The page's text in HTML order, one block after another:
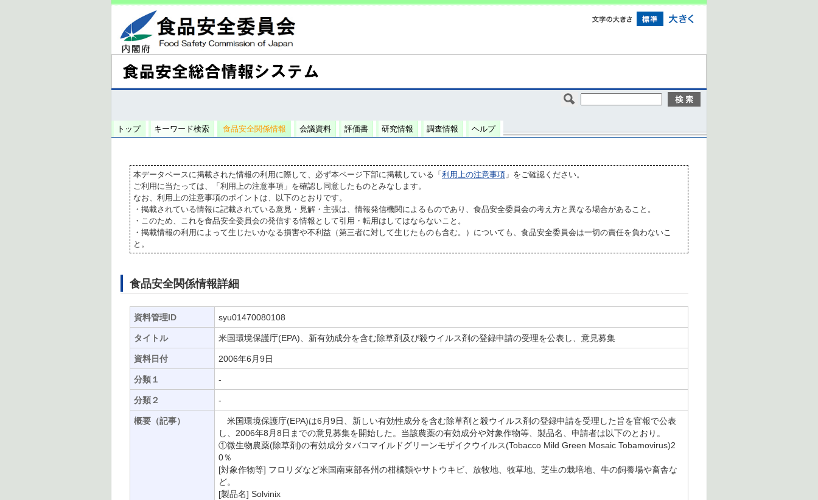
トップ キーワード検索 食品安全関係情報 会議資料 評価書 研究情報 調査情報 ヘルプ
本データベースに掲載された情報の利用に際して、必ず本ページ下部に掲載している「 利用上の注意事項 」をご確認ください。
ご利用に当たっては、「利用上の注意事項」を確認し同意したものとみなします。
なお、利用上の注意事項のポイントは、以下のとおりです。
・掲載されている情報に記載されている意見・見解・主張は、情報発信機関によるものであり、食品安全委員会の考え方と異なる場合があること。
・このため、これを食品安全委員会の発信する情報として引用・転用はしてはならないこと。
・掲載情報の利用によって生じたいかなる損害や不利益（第三者に対して生じたものも含む。）についても、食品安全委員会は一切の責任を負わないこ
と。
食品安全関係情報詳細
資料管理ID syu01470080108
タイトル 米国環境保護庁(EPA)、新有効成分を含む除草剤及び殺ウイルス剤の登録申請の受理を公表し、意見募集
資料日付 2006年6月9日
分類１ -
分類２ -
概要（記事）
米国環境保護庁(EPA)は6月9日、新しい有効性成分を含む除草剤と殺ウイルス剤の登録申請を受理した旨を官報で公表
し、2006年8月8日までの意見募集を開始した。当該農薬の有効成分や対象作物等、製品名、申請者は以下のとおり。
①微生物農薬(除草剤)の有効成分タバコマイルドグリーンモザイクウイルス(Tobacco Mild Green Mosaic Tobamovirus)2
0％
[対象作物等] フロリダなど米国南東部各州の柑橘類やサトウキビ、放牧地、牧草地、芝生の栽培地、牛の飼養場や畜舎な
ど。
[製品名] Solvinix